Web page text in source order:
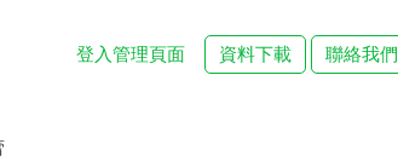
登入管理頁面 資料下載 聯絡我們